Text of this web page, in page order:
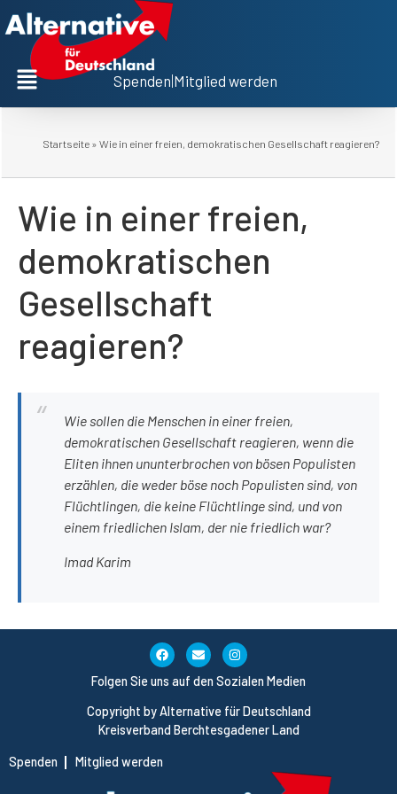
Spenden Mitglied werden
Startseite » Wie in einer freien, demokratischen Gesellschaft reagieren?
Wie in einer freien,
demokratischen
Gesellschaft
reagieren?
Wie sollen die Menschen in einer freien,
demokratischen Gesellschaft reagieren, wenn die
Eliten ihnen ununterbrochen von bösen Populisten
erzählen, die weder böse noch Populisten sind, von
Flüchtlingen, die keine Flüchtlinge sind, und von
einem friedlichen Islam, der nie friedlich war?
Imad Karim
Copyright by Alternative für Deutschland
Kreisverband Berchtesgadener Land
Spenden Mitglied werden
Folgen Sie uns auf den Sozialen Medien